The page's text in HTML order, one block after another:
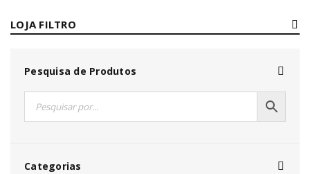
LOJA FILTRO
Pesquisa de Produtos
Categorias